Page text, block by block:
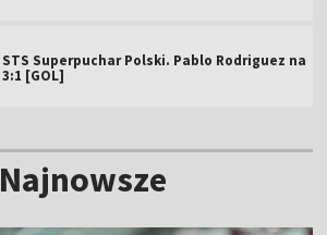
STS Superpuchar Polski. Pablo Rodriguez na
3:1 [GOL]
Najnowsze